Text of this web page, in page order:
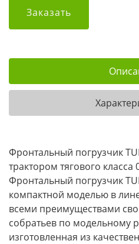
Заказать
Фронтальный погрузчик
трактором тягового класса
Фронтальный погрузчик
компактной моделью в
всеми преимуществами
собратьев по модельному
изготовленная из